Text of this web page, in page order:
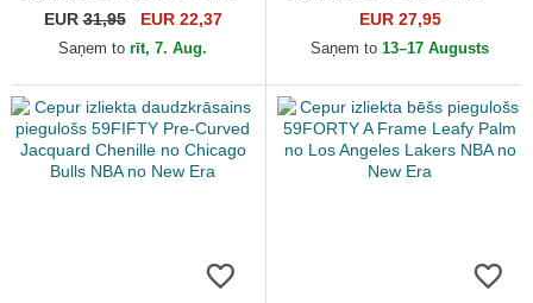
Edition 2023 no Miami Heat
NBA no New Era
EUR31,95 EUR 22,37
Saņem to rīt, 7. Aug.
League no New Orleans
Pelicans NBA no New Era
EUR 27,95
Saņem to 13–17 Augusts